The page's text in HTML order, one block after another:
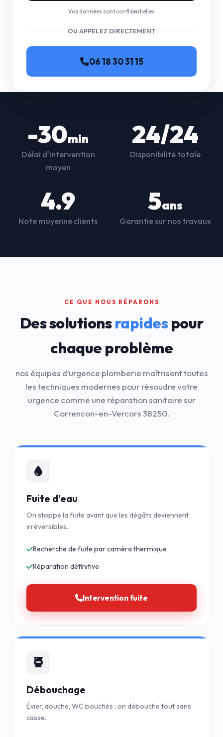
Vos données sont confidentielles
OU APPELEZ DIRECTEMENT
06 18 30 31 15
-30min
Délai d'intervention
moyen
24/24
Disponibilité totale
4.9
Note moyenne clients
5ans
Garantie sur nos travaux
CE QUE NOUS RÉPARONS
Des solutionsrapidespour
chaque problème
nos équipes d’urgence plomberie maîtrisent toutes
les techniques modernes pour résoudre votre
urgence comme une réparation sanitaire sur
Correncon-en-Vercors 38250.
Fuite d'eau
On stoppe la fuite avant que les dégâts deviennent
irréversibles.
Recherche de fuite par caméra thermique
Réparation définitive
Intervention fuite
Débouchage
Évier, douche, WC bouchés : on débouche tout sans
casse.